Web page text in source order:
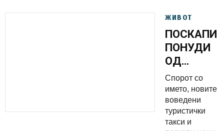
ЖИВОТ
ПОСКАПИ
ПОНУДИ
ОД
Како
туристички
агенции
прават
Спорот со
името, новите
воведени
туристички
такси и